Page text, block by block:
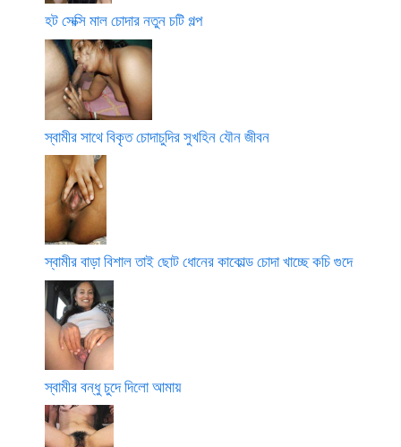
হট সেক্সি মাল চোদার নতুন চটি গল্প
স্বামীর সাথে বিকৃত চোদাচুদির সুখহিন যৌন জীবন
স্বামীর বাড়া বিশাল তাই ছোট ধোনের কাকোল্ড চোদা খাচ্ছে কচি গুদে
স্বামীর বন্ধু চুদে দিলো আমায়